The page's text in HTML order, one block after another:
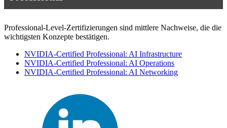
Professional-Level-Zertifizierungen sind mittlere Nachweise, die die
wichtigsten Konzepte bestätigen.
NVIDIA-Certified Professional: AI Infrastructure
NVIDIA-Certified Professional: AI Operations
NVIDIA-Certified Professional: AI Networking